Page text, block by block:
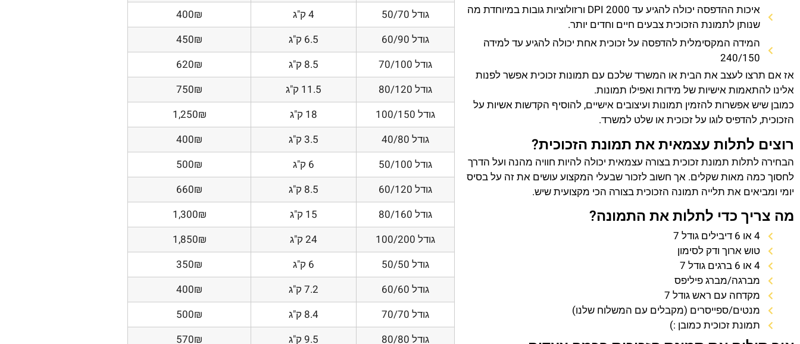
איכות ההדפסה יכולה להגיע עד 2000 DPI ורזולוציות גובות במיוחדת מה
שנותן לתמונת הזכוכית צבעים חיים וחדים יותר.
המידה המקסימלית להדפסה על זכוכית אחת יכולה להגיע עד למידה
240/150
אז אם תרצו לעצב את הבית או המשרד שלכם עם תמונות זכוכית אפשר לפנות
אלינו להתאמות אישיות של מידות ואפילו תמונות.
כמובן שיש אפשרות להזמין תמונות ועיצובים אישיים, להוסיף הקדשות אשיות על
הזכוכית, להדפיס לוגו על זכוכית או שלט למשרד.
רוצים לתלות עצמאית את תמונת הזכוכית?
הבחירה לתלות תמונת זכוכית בצורה עצמאית יכולה להיות חוויה מהנה ועל הדרך
לחסוך כמה מאות שקלים. אך חשוב לזכור שבעלי המקצוע עושים את זה על בסיס
יומי ומביאים את תלייה תמונה הזכוכית בצורה הכי מקצועית שיש.
מה צריך כדי לתלות את התמונה?
4 או 6 דיבילים גודל 7
טוש ארוך ודק לסימון
4 או 6 ברגים גודל 7
מברגה/מברג פיליפס
מקדחה עם ראש גודל 7
מנטים/ספייסרים (מקבלים עם המשלוח שלנו)
תמונת זכוכית כמובן :)
גודל 50/70
4 ק"ג
400₪
גודל 60/90
6.5 ק"ג
450₪
גודל 70/100
8.5 ק"ג
620₪
גודל 80/120
11.5 ק"ג
750₪
גודל 100/150
18 ק"ג
1,250₪
גודל 40/80
3.5 ק"ג
400₪
גודל 50/100
6 ק"ג
500₪
גודל 60/120
8.5 ק"ג
660₪
גודל 80/160
15 ק"ג
1,300₪
גודל 100/200
24 ק"ג
1,850₪
גודל 50/50
6 ק"ג
350₪
גודל 60/60
7.2 ק"ג
400₪
גודל 70/70
8.4 ק"ג
500₪
גודל 80/80
9.5 ק"ג 570₪